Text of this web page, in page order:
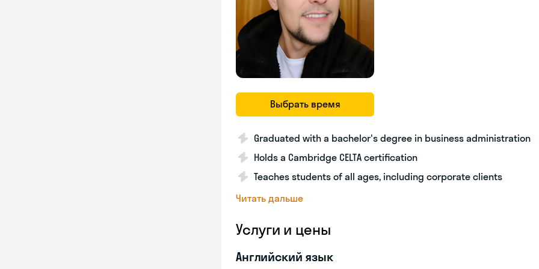
Выбрать время
Graduated with a bachelor's degree in business administration
Holds a Cambridge CELTA certification
Teaches students of all ages, including corporate clients
Читать дальше
Услуги и цены
Английский язык